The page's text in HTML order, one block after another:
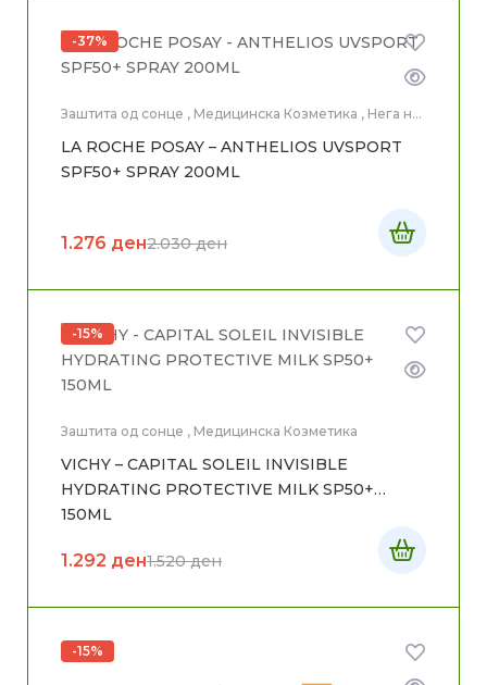
-37%
Заштита од сонце , Медицинска Козметика , Нега на
LA ROCHE POSAY – ANTHELIOS UVSPORT
SPF50+ SPRAY 200ML
2.030ден
1.276 ден
-15%
Заштита од сонце , Медицинска Козметика
VICHY – CAPITAL SOLEIL INVISIBLE
HYDRATING PROTECTIVE MILK SP50+
150ML
1.520ден
1.292 ден
-15%